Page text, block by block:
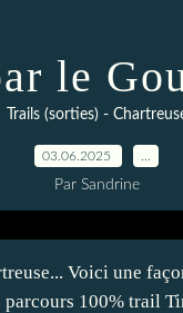
le
Trails (sorties) -
03.06.2025
Par Sandrine
Voici une
100% trail